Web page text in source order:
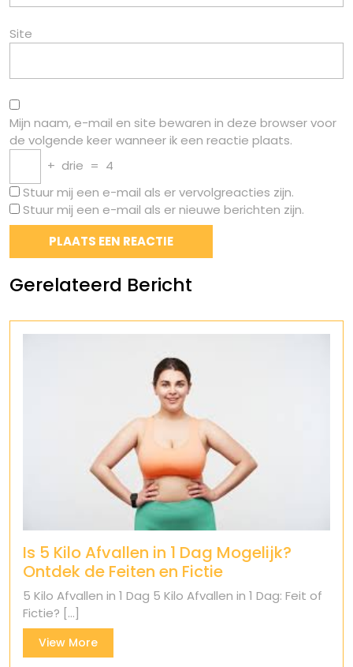
Site
Mijn naam, e-mail en site bewaren in deze browser voor
de volgende keer wanneer ik een reactie plaats.
+ drie = 4
Stuur mij een e-mail als er vervolgreacties zijn.
Stuur mij een e-mail als er nieuwe berichten zijn.
Gerelateerd Bericht
Is 5 Kilo Afvallen in 1 Dag Mogelijk?
Ontdek de Feiten en Fictie
5 Kilo Afvallen in 1 Dag 5 Kilo Afvallen in 1 Dag: Feit of
Fictie? [...]
View MoreView
More